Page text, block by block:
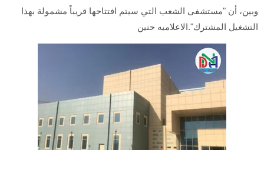
وبين، أن "مستشفى الشعب التي سيتم افتتاحها قريباً مشمولة بهذا
التشغيل المشترك".الاعلاميه حنين